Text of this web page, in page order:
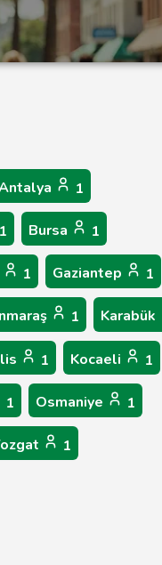
1
1 Bursa 1
1 Gaziantep 1
1 Karabük
1 Kocaeli 1
1 Osmaniye 1
1